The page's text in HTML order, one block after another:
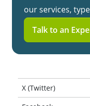
our services,
Talk to an
X (Twitter)